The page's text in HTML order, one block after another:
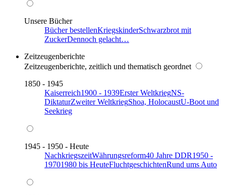
Unsere Bücher
Bücher bestellenKriegskinderSchwarzbrot mit
ZuckerDennoch gelacht…
Zeitzeugenberichte
Zeitzeugenberichte, zeitlich und thematisch geordnet
1850 - 1945
Kaiserreich1900 - 1939Erster WeltkriegNS-
DiktaturZweiter WeltkriegShoa, HolocaustU-Boot und
Seekrieg
1945 - 1950 - Heute
NachkriegszeitWährungsreform40 Jahre DDR1950 -
19701980 bis HeuteFluchtgeschichtenRund ums Auto